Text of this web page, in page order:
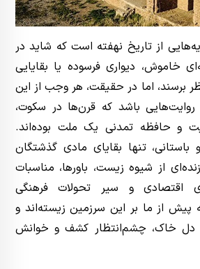
از تاریخ نهفته است که شاید در
خاموش، دیواری فرسوده یا بقایایی
برسند، اما در حقیقت، هر وجب از این
باشد که قرن‌ها در سکوت،
و حافظه تمدنی یک ملت بوده‌اند.
تنها بقایای مادی گذشتگان
از شیوه زیست، باورها، مناسبات
اقتصادی و سیر تحولات فرهنگی
پیش از ما بر این سرزمین زیسته‌اند و
دل خاک، چشم‌انتظار کشف و خوانش